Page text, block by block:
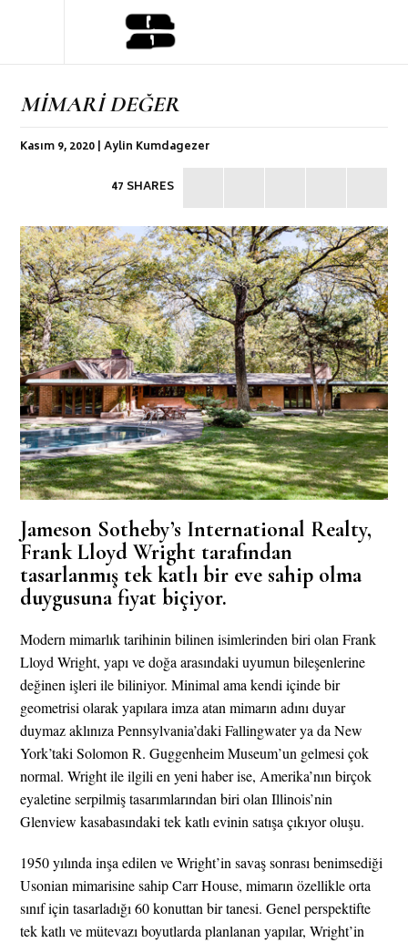
MİMARİ DEĞER
Kasım 9, 2020 | Aylin Kumdagezer
47 SHARES
Jameson Sotheby’s International Realty,
Frank Lloyd Wright tarafından
tasarlanmış tek katlı bir eve sahip olma
duygusuna fiyat biçiyor.
Modern mimarlık tarihinin bilinen isimlerinden biri olan Frank
Lloyd Wright, yapı ve doğa arasındaki uyumun bileşenlerine
değinen işleri ile biliniyor. Minimal ama kendi içinde bir
geometrisi olarak yapılara imza atan mimarın adını duyar
duymaz aklınıza Pennsylvania’daki Fallingwater ya da New
York’taki Solomon R. Guggenheim Museum’un gelmesi çok
normal. Wright ile ilgili en yeni haber ise, Amerika’nın birçok
eyaletine serpilmiş tasarımlarından biri olan Illinois’nin
Glenview kasabasındaki tek katlı evinin satışa çıkıyor oluşu.
1950 yılında inşa edilen ve Wright’in savaş sonrası benimsediği
Usonian mimarisine sahip Carr House, mimarın özellikle orta
sınıf için tasarladığı 60 konuttan bir tanesi. Genel perspektifte
tek katlı ve mütevazı boyutlarda planlanan yapılar, Wright’in